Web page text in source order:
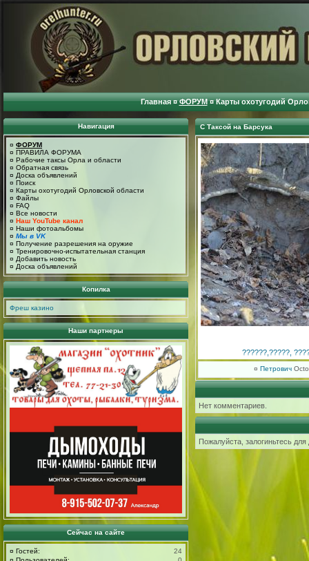
Главная ¤ ФОРУМ ¤ Карты охотугодий
Навигация
¤ ФОРУМ
¤ ПРАВИЛА ФОРУМА
¤ Рабочие таксы Орла и области
¤ Обратная связь
¤ Доска объявлений
¤ Поиск
¤ Карты охотугодий Орловской области
¤ Файлы
¤ FAQ
¤ Все новости
¤ Наш YouTube канал
¤ Наши фотоальбомы
¤ Мы в VK
¤ Получение разрешения на оружие
¤ Тренировочно-испытательная станция
¤ Добавить новость
¤ Доска объявлений
Копилка
Фреш казино
Наши партнеры
Сейчас на сайте
¤ Гостей:
24
С Таксой на Барсука
??????,?????,
¤ Петрович
Нет комментариев.
Пожалуйста, залогиньтесь